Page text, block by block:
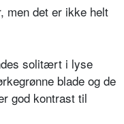
men det er ikke helt
solitært i lyse
blade og de
god kontrast til